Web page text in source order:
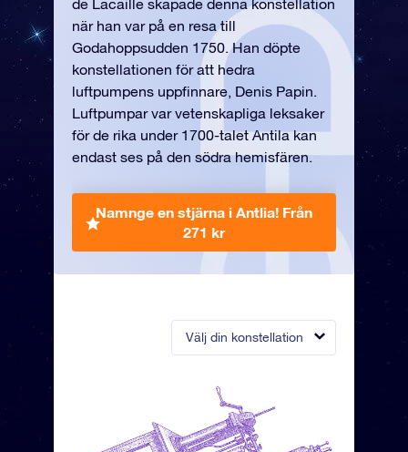
Välj din konstellation
de Lacaille skapade denna konstellation
när han var på en resa till
Godahoppsudden 1750. Han döpte
konstellationen för att hedra
luftpumpens uppfinnare, Denis Papin.
Luftpumpar var vetenskapliga leksaker
för de rika under 1700-talet Antila kan
endast ses på den södra hemisfären.
Namnge en stjärna i Antlia! Från
271 kr